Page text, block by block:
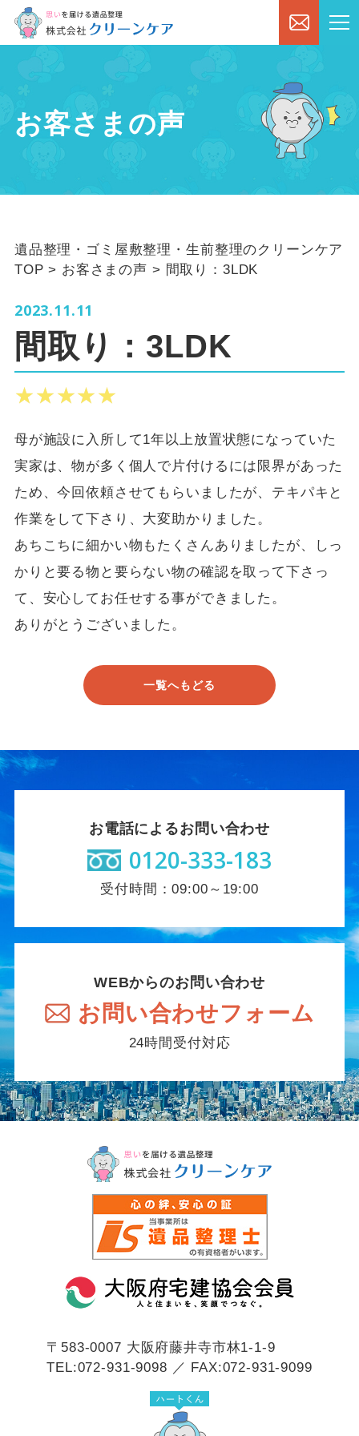
お客さまの声
遺品整理・ゴミ屋敷整理・生前整理のクリーンケア
TOP > お客さまの声 > 間取り：3LDK
2023.11.11
間取り：3LDK
★★★★★
★★★★★
母が施設に入所して1年以上放置状態になっていた
実家は、物が多く個人で片付けるには限界があった
ため、今回依頼させてもらいましたが、テキパキと
作業をして下さり、大変助かりました。
あちこちに細かい物もたくさんありましたが、しっ
かりと要る物と要らない物の確認を取って下さっ
て、安心してお任せする事ができました。
ありがとうございました。
一覧へもどる
お電話によるお問い合わせ
0120-333-183
受付時間：09:00～19:00
WEBからのお問い合わせ
お問い合わせフォーム
24時間受付対応
〒583-0007 大阪府藤井寺市林1-1-9
TEL:072-931-9098 ／ FAX:072-931-9099